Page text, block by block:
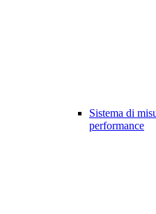
Sistema di
performance